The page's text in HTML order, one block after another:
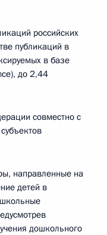
российских
публикаций в
в базе
до 2,44
совместно с
направленные на
детей в
дошкольного